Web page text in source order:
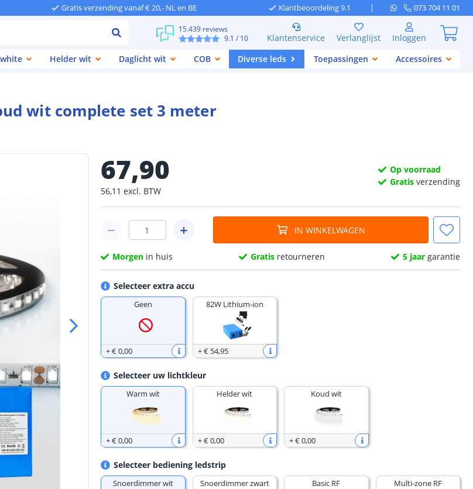
Gratis verzending vanaf € 20,- NL en BE Klantbeoordeling 9.1 073 704 11 01
15.439 reviews
9.1 / 10 Klantenservice Verlanglijst
Inloggen
Helder wit Daglicht wit COB Diverse leds Toepassingen Accessoires
wit complete set 3 meter
67,90
56,11 excl. BTW
Op voorraad
Gratis verzending
IN WINKELWAGEN
Morgen in huis Gratis retourneren 5 jaargarantie
Selecteer extra accu
Geen
+€ 0,00
82W Lithium-ion
+€ 54,95
Selecteer uw lichtkleur
Warm wit
+€ 0,00
Helder wit
+€ 0,00
Koud wit
+€ 0,00
Selecteer bediening ledstrip
Snoerdimmer wit Snoerdimmer zwart Basic RF Multi-zone RF